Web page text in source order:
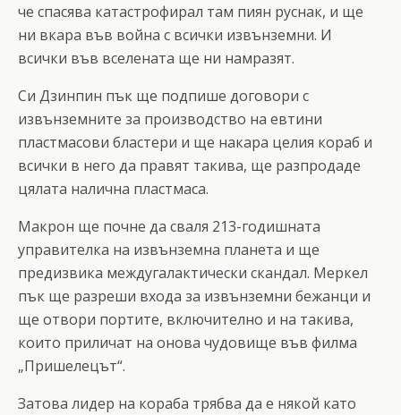
че спасява катастрофирал там пиян руснак, и ще
ни вкара във война с всички извънземни. И
всички във вселената ще ни намразят.
Си Дзинпин пък ще подпише договори с
извънземните за производство на евтини
пластмасови бластери и ще накара целия кораб и
всички в него да правят такива, ще разпродаде
цялата налична пластмаса.
Макрон ще почне да сваля 213-годишната
управителка на извънземна планета и ще
предизвика междугалактически скандал. Меркел
пък ще разреши входа за извънземни бежанци и
ще отвори портите, включително и на такива,
които приличат на онова чудовище във филма
„Пришелецът“.
Затова лидер на кораба трябва да е някой като